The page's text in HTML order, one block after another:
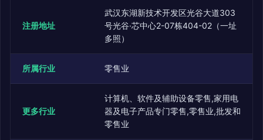
注册地址
武汉东湖新技术开发区光谷大道303
号光谷·芯中心2-07栋404-02（一址
多照）
所属行业 零售业
更多行业
计算机、软件及辅助设备零售,家用电
器及电子产品专门零售,零售业,批发和
零售业